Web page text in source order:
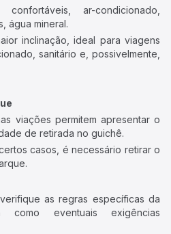
ar-condicionado,
água mineral.
inclinação, ideal para viagens
sanitário e, possivelmente,
viações permitem apresentar o
de retirada no guichê.
casos, é necessário retirar o
as regras específicas da
como eventuais exigências